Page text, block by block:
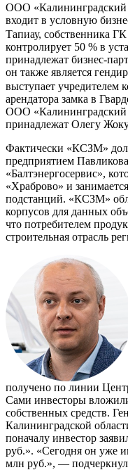
ООО «Калининградский
входит в условную
Тапиау, собственника
контролирует 50 % в
принадлежат бизнес-
он также является
выступает учредителем
арендатора замка в
ООО «Калининградский
принадлежат Олегу
Фактически «КСЗМ»
предприятием
«Балтэнергосервис»,
«Храброво» и
подстанций. «КСЗМ»
корпусов для данных
что потребителем
строительная отрасль
получено по линии
Сами инвесторы
собственных средств.
Калининградской
поначалу инвестор
руб.». «Сегодня он уже
млн руб.», — подчеркнул